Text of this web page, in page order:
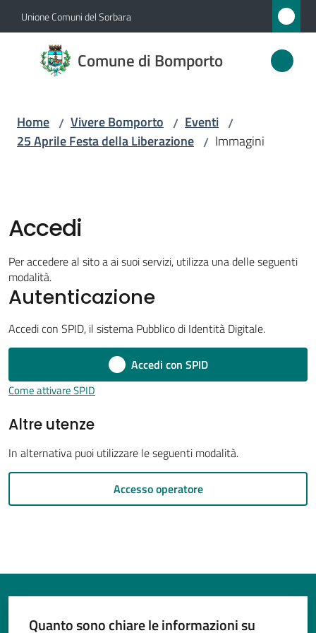
Vai al contenuto
Vai alla navigazione
Vai al footer
Unione Comuni del Sorbara
Comune di Bomporto
Comune
di
Amministrazione
Servizi
Vivere
Bomporto
Tutti
argomenti...
su
Home / Vivere Bomporto / Eventi /
25 Aprile Festa della Liberazione / Immagini
Accedi
Per accedere al sito a ai suoi servizi, utilizza una delle seguenti
modalità.
Autenticazione
Accedi con SPID, il sistema Pubblico di Identità Digitale.
Accedi con SPID
Come attivare SPID
Altre utenze
In alternativa puoi utilizzare le seguenti modalità.
Accesso operatore
Quanto sono chiare le informazioni su